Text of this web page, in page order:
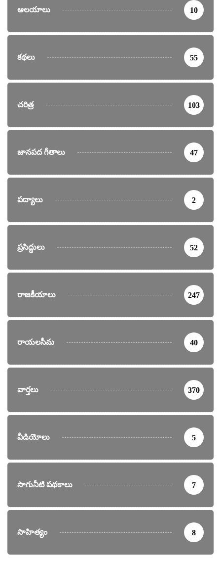
ఆలయాలు 10
కథలు 55
చరిత్ర 103
జానపద గీతాలు 47
పద్యాలు 2
ప్రసిద్ధులు 52
రాజకీయాలు 247
రాయలసీమ 40
వార్తలు 370
వీడియోలు 5
సాగునీటి పథకాలు 7
సాహిత్యం 8